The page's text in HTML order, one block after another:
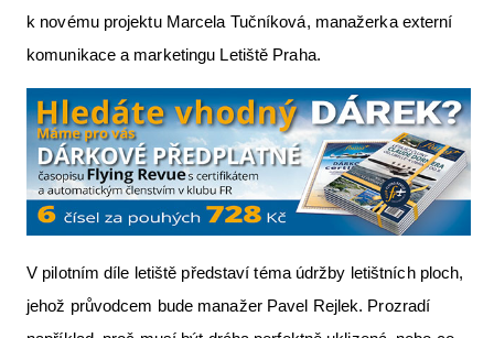
k novému projektu Marcela Tučníková, manažerka externí
komunikace a marketingu Letiště Praha.
V pilotním díle letiště představí téma údržby letištních ploch,
jehož průvodcem bude manažer Pavel Rejlek. Prozradí